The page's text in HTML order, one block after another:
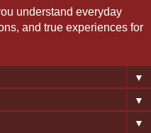
understand everyday
and true experiences for
▼
▼
▼